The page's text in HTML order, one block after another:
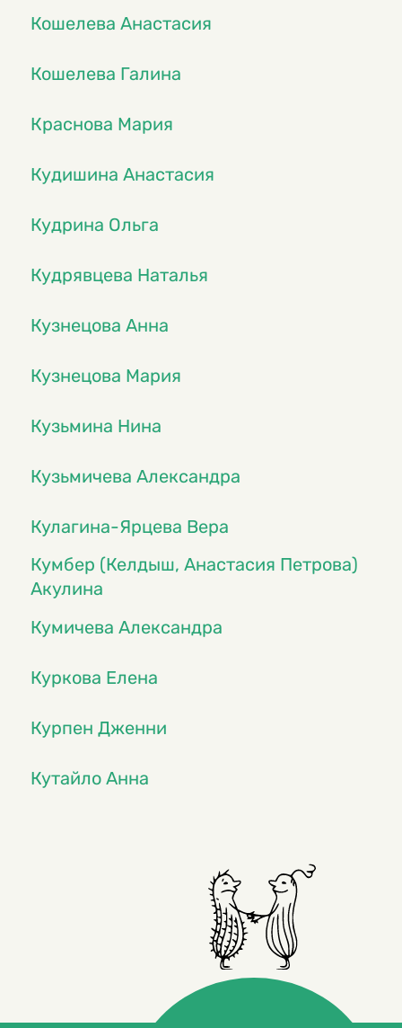
Кошелева Анастасия
Кошелева Галина
Краснова Мария
Кудишина Анастасия
Кудрина Ольга
Кудрявцева Наталья
Кузнецова Анна
Кузнецова Мария
Кузьмина Нина
Кузьмичева Александра
Кулагина-Ярцева Вера
Кумбер (Келдыш, Анастасия Петрова)
Акулина
Кумичева Александра
Куркова Елена
Курпен Дженни
Кутайло Анна